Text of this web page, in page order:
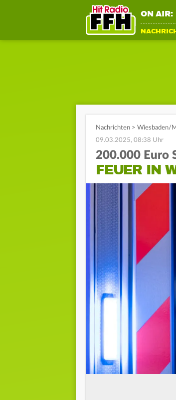
ON AIR:
Nachrichten > Wiesbaden/
09.03.2025, 08:38 Uhr
200.000 Euro
FEUER IN